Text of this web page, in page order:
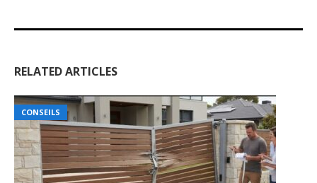
RELATED ARTICLES
CONSEILS